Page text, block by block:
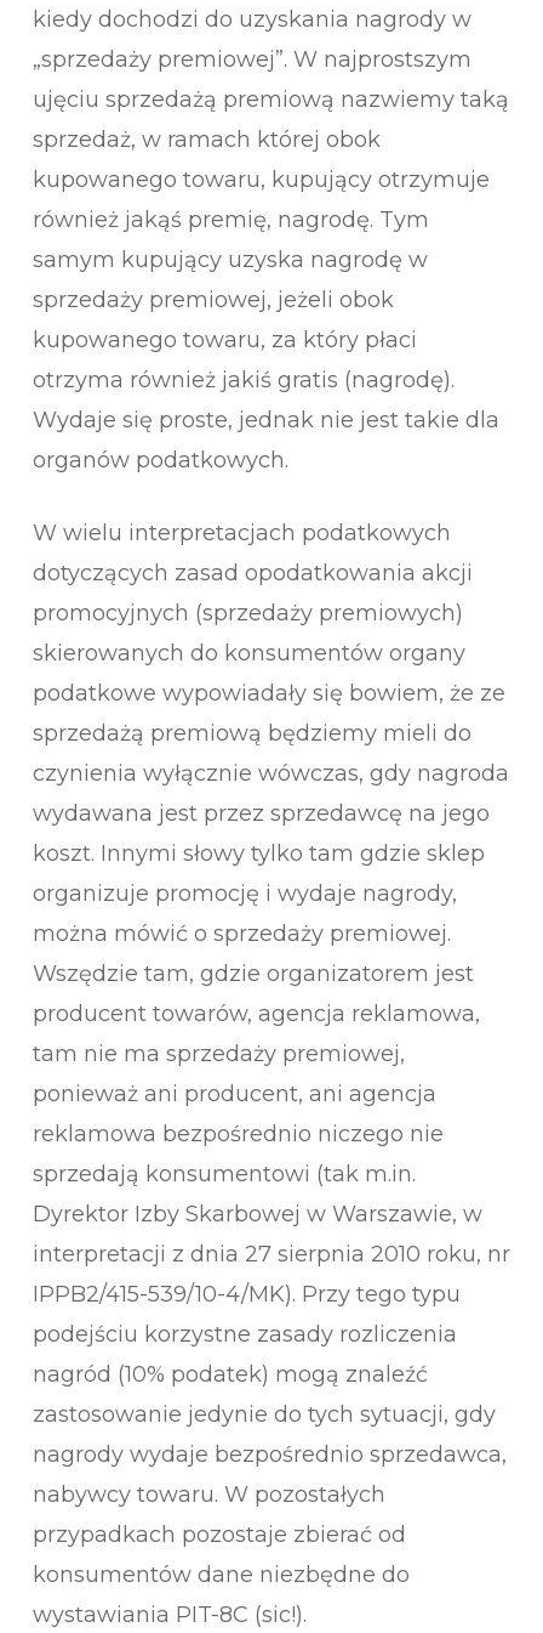
kiedy dochodzi do uzyskania nagrody w
„sprzedaży premiowej”. W najprostszym
ujęciu sprzedażą premiową nazwiemy taką
sprzedaż, w ramach której obok
kupowanego towaru, kupujący otrzymuje
również jakąś premię, nagrodę. Tym
samym kupujący uzyska nagrodę w
sprzedaży premiowej, jeżeli obok
kupowanego towaru, za który płaci
otrzyma również jakiś gratis (nagrodę).
Wydaje się proste, jednak nie jest takie dla
organów podatkowych.
W wielu interpretacjach podatkowych
dotyczących zasad opodatkowania akcji
promocyjnych (sprzedaży premiowych)
skierowanych do konsumentów organy
podatkowe wypowiadały się bowiem, że ze
sprzedażą premiową będziemy mieli do
czynienia wyłącznie wówczas, gdy nagroda
wydawana jest przez sprzedawcę na jego
koszt. Innymi słowy tylko tam gdzie sklep
organizuje promocję i wydaje nagrody,
można mówić o sprzedaży premiowej.
Wszędzie tam, gdzie organizatorem jest
producent towarów, agencja reklamowa,
tam nie ma sprzedaży premiowej,
ponieważ ani producent, ani agencja
reklamowa bezpośrednio niczego nie
sprzedają konsumentowi (tak m.in.
Dyrektor Izby Skarbowej w Warszawie, w
interpretacji z dnia 27 sierpnia 2010 roku, nr
IPPB2/415-539/10-4/MK). Przy tego typu
podejściu korzystne zasady rozliczenia
nagród (10% podatek) mogą znaleźć
zastosowanie jedynie do tych sytuacji, gdy
nagrody wydaje bezpośrednio sprzedawca,
nabywcy towaru. W pozostałych
przypadkach pozostaje zbierać od
konsumentów dane niezbędne do
wystawiania PIT-8C (sic!).